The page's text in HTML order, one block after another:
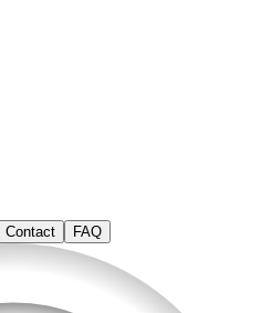
Contact FAQ